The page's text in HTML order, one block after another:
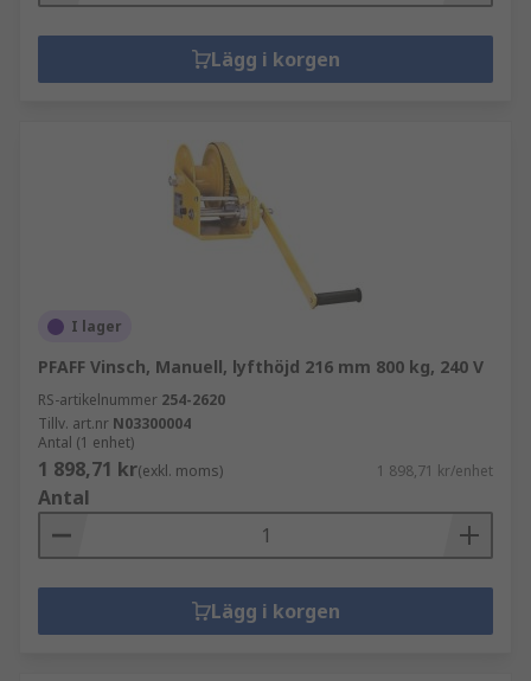
Lägg i korgen
I lager
PFAFF Vinsch, Manuell, lyfthöjd 216 mm 800 kg, 240 V
RS-artikelnummer 254-2620
Tillv. art.nr N03300004
Antal (1 enhet)
1 898,71 kr(exkl. moms) 1 898,71 kr/enhet
Antal
Lägg i korgen